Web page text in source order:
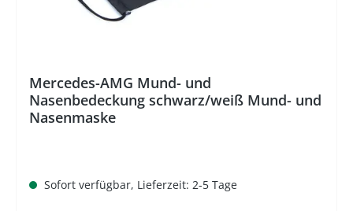
Mercedes-AMG Mund- und
Nasenbedeckung schwarz/weiß Mund- und
Nasenmaske
Sofort verfügbar, Lieferzeit: 2-5 Tage